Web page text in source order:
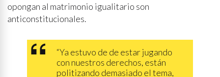
opongan al matrimonio igualitario son
anticonstitucionales.
“Ya estuvo de de estar jugando
con nuestros derechos, están
politizando demasiado el tema,